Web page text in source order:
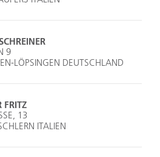
9
LÖPSINGEN DEUTSCHLAND
FRITZ
13
ITALIEN